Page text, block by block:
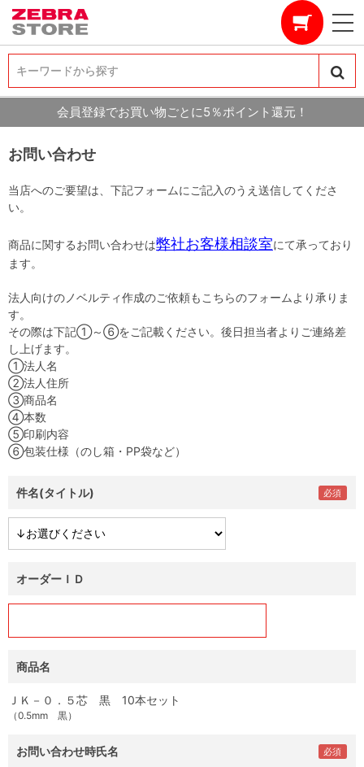
キーワードから探す
キーワードから探す
会員登録でお買い物ごとに5％ポイント還元！
お問い合わせ
当店へのご要望は、下記フォームにご記入のうえ送信してくださ
い。
商品に関するお問い合わせは弊社お客様相談室にて承っており
ます。
法人向けのノベルティ作成のご依頼もこちらのフォームより承りま
す。
その際は下記①～⑥をご記載ください。後日担当者よりご連絡差
し上げます。
①法人名
②法人住所
③商品名
④本数
⑤印刷内容
⑥包装仕様（のし箱・PP袋など）
件名(タイトル)
オーダーＩＤ
商品名
ＪＫ－０．５芯 黒 10本セット
（0.5mm 黒）
お問い合わせ時氏名